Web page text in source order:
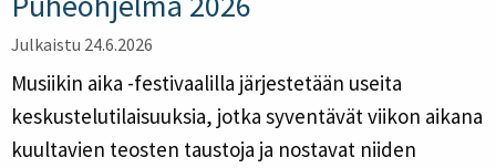
Julkaistu 24.6.2026
Musiikin aika -festivaalilla järjestetään useita
keskustelutilaisuuksia, jotka syventävät viikon aikana
kuultavien teosten taustoja ja nostavat niiden